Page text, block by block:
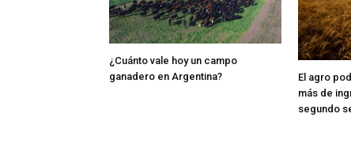
¿Cuánto vale hoy un campo
ganadero en Argentina?
El agro
más de
segundo